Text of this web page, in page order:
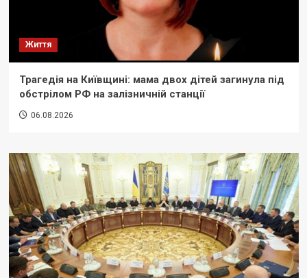
Життя
Трагедія на Київщині: мама двох дітей загинула під
обстрілом РФ на залізничній станції
06.08.2026